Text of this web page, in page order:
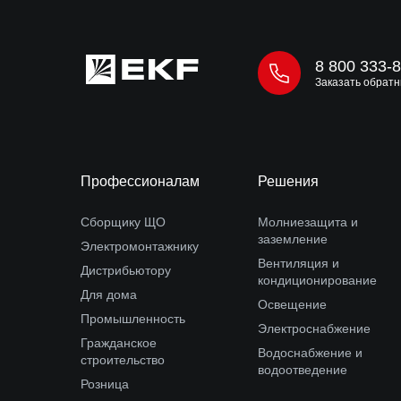
8 800 333-
Заказать
Профессионалам
Сборщику ЩО
Электромонтажнику
Дистрибьютору
Для дома
Промышленность
Гражданское
строительство
Розница
Решения
Молниезащита и
заземление
Вентиляция и
кондиционирование
Освещение
Электроснабжение
Водоснабжение и
водоотведение